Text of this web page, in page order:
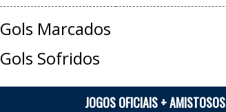
Gols Marcados
Gols Sofridos
JOGOS OFICIAIS + AMISTOSOS